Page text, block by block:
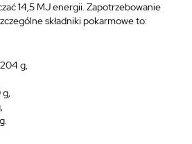
14,5 MJ energii. Zapotrzebowanie
składniki pokarmowe to:
g,